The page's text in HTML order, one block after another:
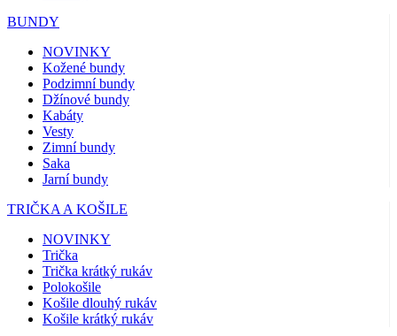
BUNDY
NOVINKY
Kožené bundy
Podzimní bundy
Džínové bundy
Kabáty
Vesty
Zimní bundy
Saka
Jarní bundy
TRIČKA A KOŠILE
NOVINKY
Trička
Trička krátký rukáv
Polokošile
Košile dlouhý rukáv
Košile krátký rukáv